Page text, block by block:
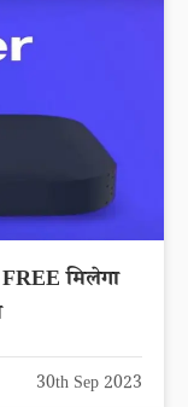
मिलेगा
30th Sep 2023